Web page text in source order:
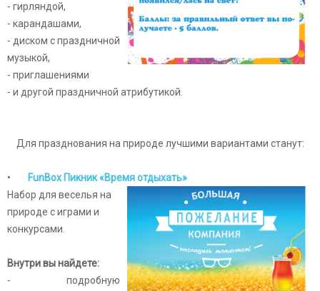
- гирляндой,
- карандашами,
- диском с праздничной
музыкой,
- приглашениями
- и другой праздничной атрибутикой.
Для празднования на природе лучшими вариантами станут:
•
FunBox Пикник «Время отдыхать»
Набор для веселья на
природе с играми и
конкурсами.
Внутри вы найдете:
- подробную